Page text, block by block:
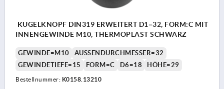
KUGELKNOPF DIN319 ERWEITERT D1=32, FORM:C MIT
INNENGEWINDE M10, THERMOPLAST SCHWARZ
GEWINDE=M10
AUSSENDURCHMESSER=32
GEWINDETIEFE=15
FORM=C D6=18 HÖHE=29
Bestellnummer: K0158.13210